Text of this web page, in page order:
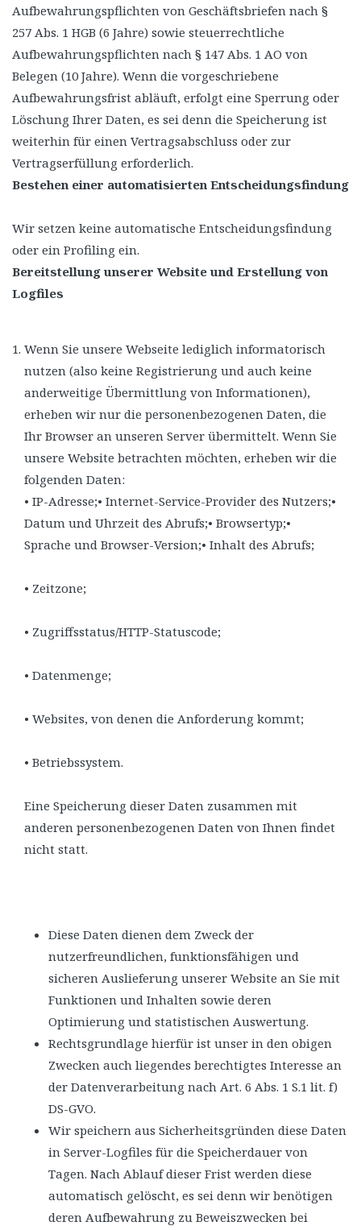
Aufbewahrungspflichten von Geschäftsbriefen nach §
257 Abs. 1 HGB (6 Jahre) sowie steuerrechtliche
Aufbewahrungspflichten nach § 147 Abs. 1 AO von
Belegen (10 Jahre). Wenn die vorgeschriebene
Aufbewahrungsfrist abläuft, erfolgt eine Sperrung oder
Löschung Ihrer Daten, es sei denn die Speicherung ist
weiterhin für einen Vertragsabschluss oder zur
Vertragserfüllung erforderlich.
Bestehen einer automatisierten Entscheidungsfindung
Wir setzen keine automatische Entscheidungsfindung
oder ein Profiling ein.
Bereitstellung unserer Website und Erstellung von
Logfiles
Wenn Sie unsere Webseite lediglich informatorisch
nutzen (also keine Registrierung und auch keine
anderweitige Übermittlung von Informationen),
erheben wir nur die personenbezogenen Daten, die
Ihr Browser an unseren Server übermittelt. Wenn Sie
unsere Website betrachten möchten, erheben wir die
folgenden Daten:
• IP-Adresse;• Internet-Service-Provider des Nutzers;•
Datum und Uhrzeit des Abrufs;• Browsertyp;•
Sprache und Browser-Version;• Inhalt des Abrufs;
• Zeitzone;
• Zugriffsstatus/HTTP-Statuscode;
• Datenmenge;
• Websites, von denen die Anforderung kommt;
• Betriebssystem.
Eine Speicherung dieser Daten zusammen mit
anderen personenbezogenen Daten von Ihnen findet
nicht statt.
Diese Daten dienen dem Zweck der
nutzerfreundlichen, funktionsfähigen und
sicheren Auslieferung unserer Website an Sie mit
Funktionen und Inhalten sowie deren
Optimierung und statistischen Auswertung.
Rechtsgrundlage hierfür ist unser in den obigen
Zwecken auch liegendes berechtigtes Interesse an
der Datenverarbeitung nach Art. 6 Abs. 1 S.1 lit. f)
DS-GVO.
Wir speichern aus Sicherheitsgründen diese Daten
in Server-Logfiles für die Speicherdauer von
Tagen. Nach Ablauf dieser Frist werden diese
automatisch gelöscht, es sei denn wir benötigen
deren Aufbewahrung zu Beweiszwecken bei